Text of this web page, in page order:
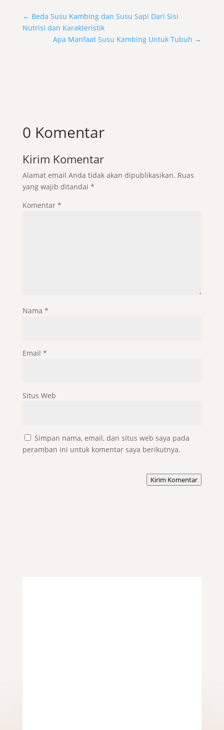
← Beda Susu Kambing dan Susu Sapi Dari Sisi
Nutrisi dan Karakteristik
Apa Manfaat Susu Kambing Untuk Tubuh →
0 Komentar
Kirim Komentar
Alamat email Anda tidak akan dipublikasikan. Ruas
yang wajib ditandai *
Komentar *
Nama *
Email *
Situs Web
Simpan nama, email, dan situs web saya pada
peramban ini untuk komentar saya berikutnya.
Kirim Komentar